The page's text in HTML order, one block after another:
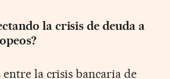
la crisis de deuda a
la crisis bancaria de